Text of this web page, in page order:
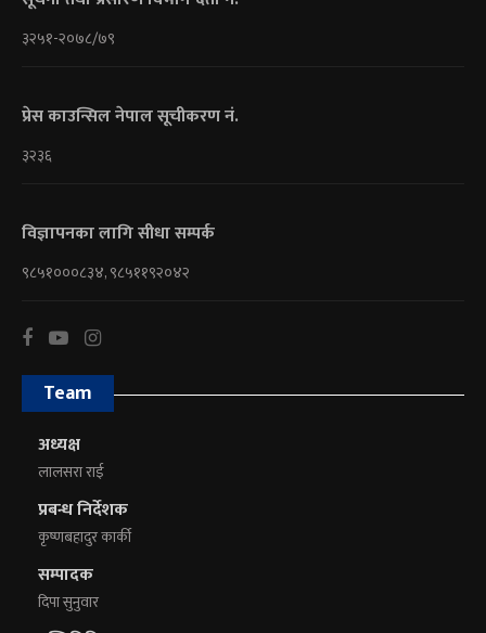
३२५१-२०७८/७९
प्रेस काउन्सिल नेपाल सूचीकरण नं.
३२३६
विज्ञापनका लागि सीधा सम्पर्क
९८५१०००८३४, ९८५११९२०४२
Team
अध्यक्ष
लालसरा राई
प्रबन्ध निर्देशक
कृष्णबहादुर कार्की
सम्पादक
दिपा सुनुवार